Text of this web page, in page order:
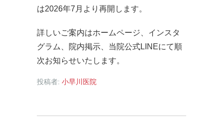
は2026年7月より再開します。
詳しいご案内はホームページ、インスタ
グラム、院内掲示、当院公式LINEにて順
次お知らせいたします。
投稿者: 小早川医院